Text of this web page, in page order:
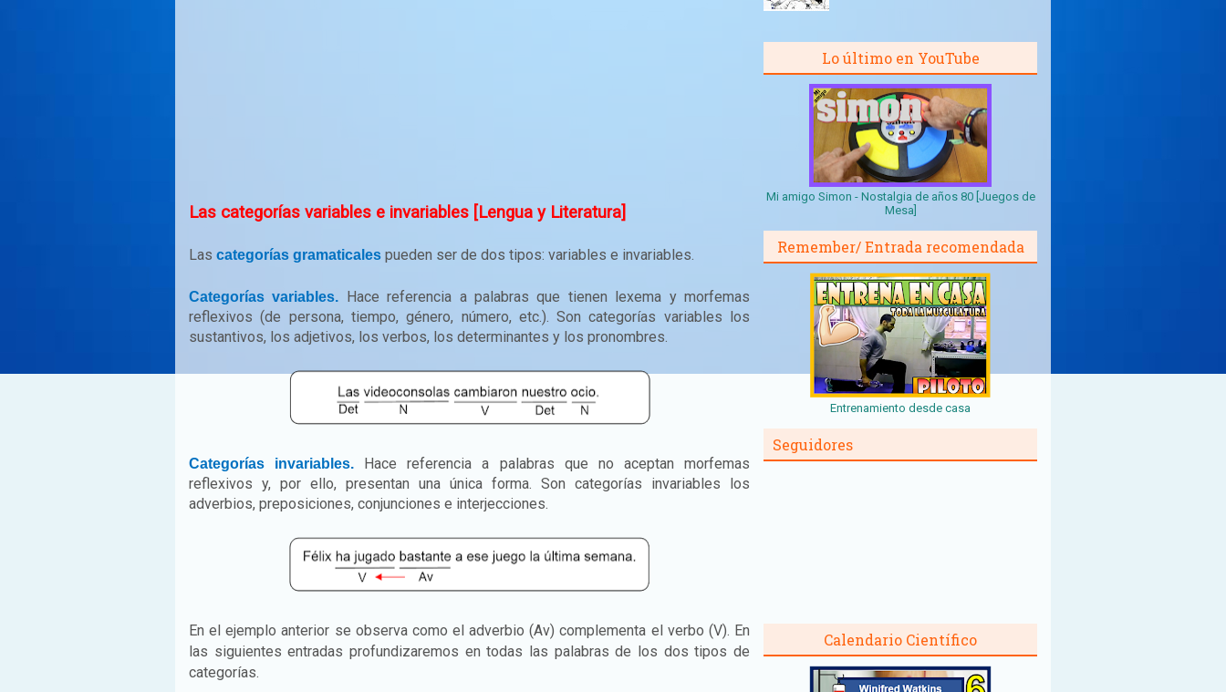
Las categorías variables e invariables [Lengua y Literatura]
Las categorías gramaticales pueden ser de dos tipos: variables e invariables.
Categorías variables. Hace referencia a palabras que tienen lexema y morfemas
reflexivos (de persona, tiempo, género, número, etc.). Son categorías variables los
sustantivos, los adjetivos, los verbos, los determinantes y los pronombres.
Categorías invariables. Hace referencia a palabras que no aceptan morfemas
reflexivos y, por ello, presentan una única forma. Son categorías invariables los
adverbios, preposiciones, conjunciones e interjecciones.
En el ejemplo anterior se observa como el adverbio (Av) complementa el verbo (V). En
las siguientes entradas profundizaremos en todas las palabras de los dos tipos de
categorías.
Lo último en YouTube
Mi amigo Simon - Nostalgia de años 80 [Juegos de
Mesa]
Remember/ Entrada recomendada
Entrenamiento desde casa
Seguidores
Calendario Científico